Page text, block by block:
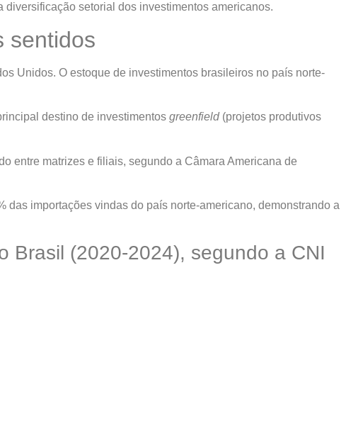
setorial dos investimentos americanos.
sentidos
Unidos. O estoque de investimentos brasileiros no país norte-
destino de investimentos greenfield (projetos produtivos
entre matrizes e filiais, segundo a Câmara Americana de
importações vindas do país norte-americano, demonstrando a
Brasil (2020-2024), segundo a CNI